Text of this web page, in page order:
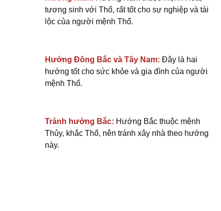
tương sinh với Thổ, rất tốt cho sự nghiệp và tài
lộc của người mệnh Thổ.
Hướng Đông Bắc và Tây Nam:Đây là hai
hướng tốt cho sức khỏe và gia đình của người
mệnh Thổ.
Tránh hướng Bắc: Hướng Bắc thuộc mệnh
Thủy, khắc Thổ, nên tránh xây nhà theo hướng
này.